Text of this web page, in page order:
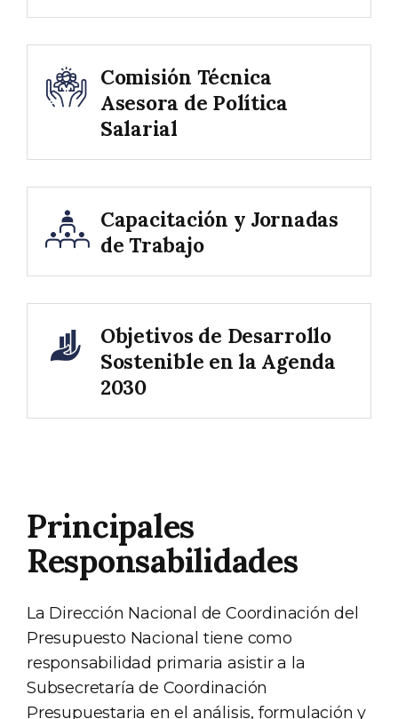
Comisión Técnica
Asesora de Política
Salarial
Capacitación y Jornadas
de Trabajo
Objetivos de Desarrollo
Sostenible en la Agenda
2030
Principales
Responsabilidades
La Dirección Nacional de Coordinación del
Presupuesto Nacional tiene como
responsabilidad primaria asistir a la
Subsecretaría de Coordinación
Presupuestaria en el análisis, formulación y